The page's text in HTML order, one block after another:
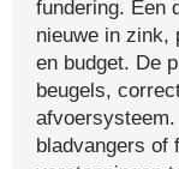
fundering. Een
nieuwe in zink,
en budget. De
beugels,
bladvangers of